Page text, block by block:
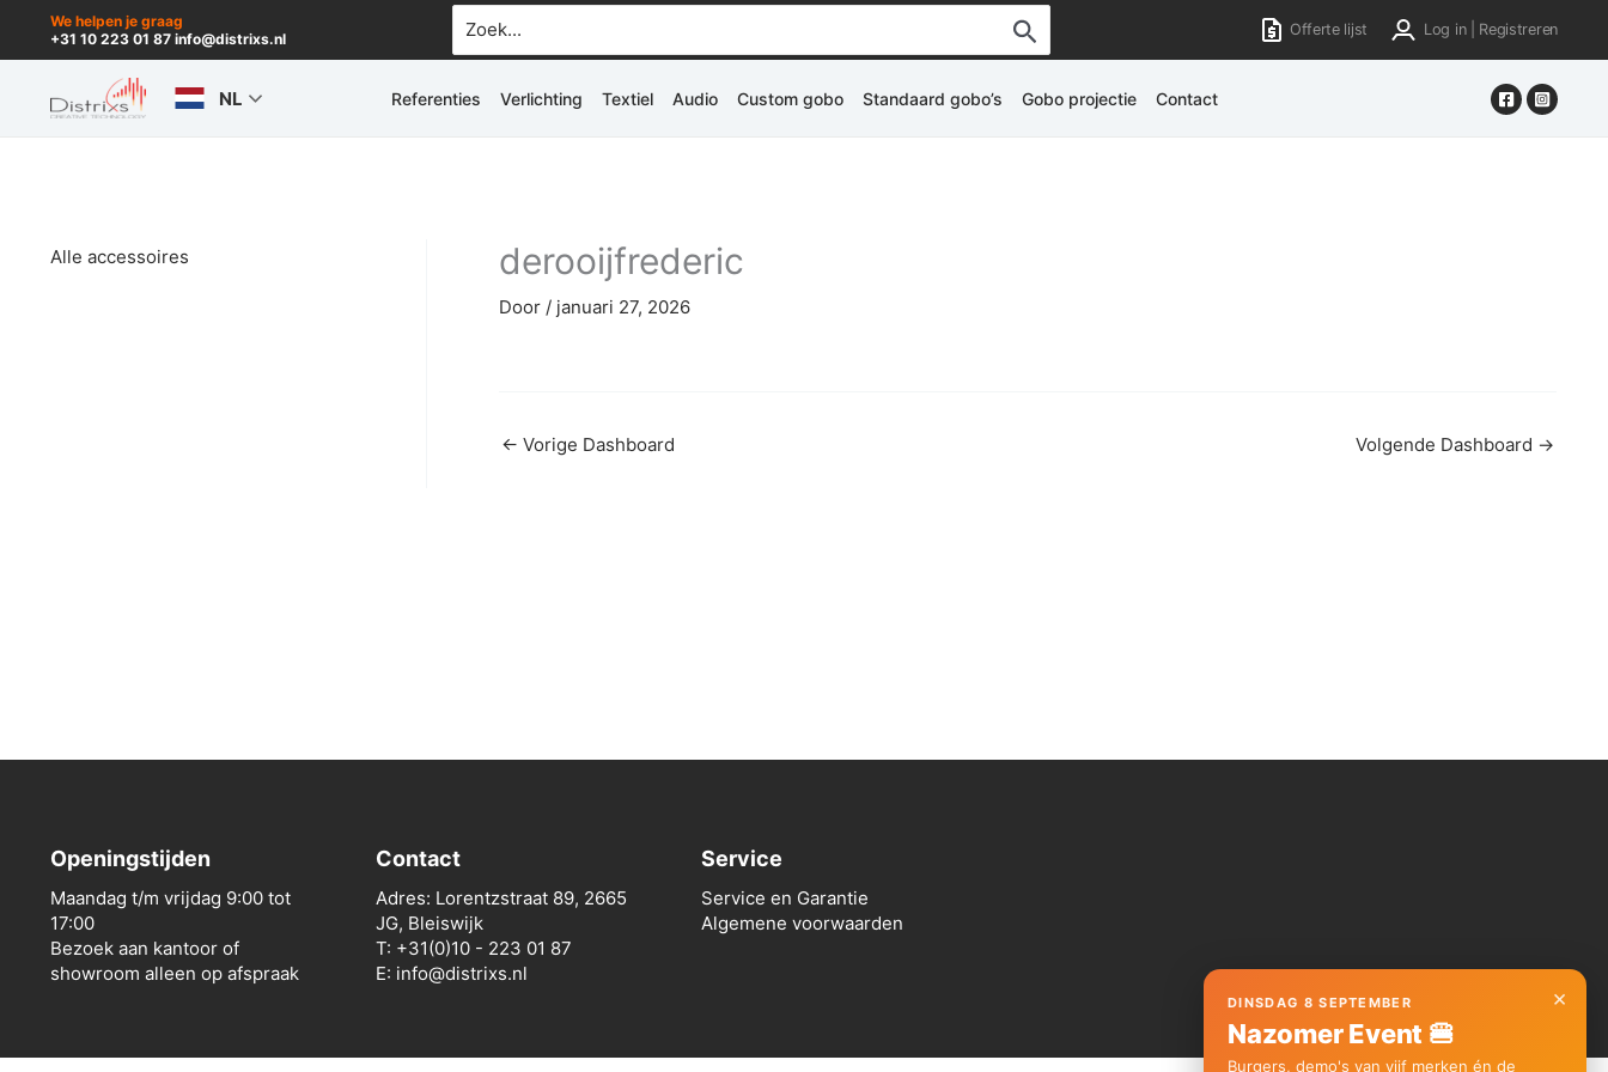
inhoud
We helpen je graag
+31 10 223 01 87 info@distrixs.nl
Zoek
naar:
Offerte lijst Log in | Registreren
NL Referenties Verlichting Textiel Audio Custom gobo Standaard gobo’s Gobo projectie Contact
Alle accessoires derooijfrederic
Door / januari 27, 2026
← Vorige Dashboard Volgende Dashboard →
Openingstijden
Maandag t/m vrijdag 9:00 tot
17:00
Bezoek aan kantoor of
showroom alleen op afspraak
Contact
Adres: Lorentzstraat 89, 2665
JG, Bleiswijk
T: +31(0)10 - 223 01 87
E: info@distrixs.nl
Service
Service en Garantie
Algemene voorwaarden
×
DINSDAG 8 SEPTEMBER
Nazomer Event 🍔
Burgers, demo's van vijf merken én de